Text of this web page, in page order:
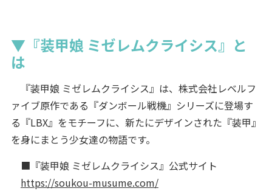
▼『装甲娘 ミゼレムクライシス』と
は
『装甲娘 ミゼレムクライシス』は、株式会社レベルフ
ァイブ原作である『ダンボール戦機』シリーズに登場す
る『LBX』をモチーフに、新たにデザインされた『装甲』
を身にまとう少女達の物語です。
■『装甲娘 ミゼレムクライシス』公式サイト
https://soukou-musume.com/